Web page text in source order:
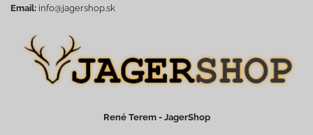
Email: info@jagershop.sk
René Terem - JagerShop